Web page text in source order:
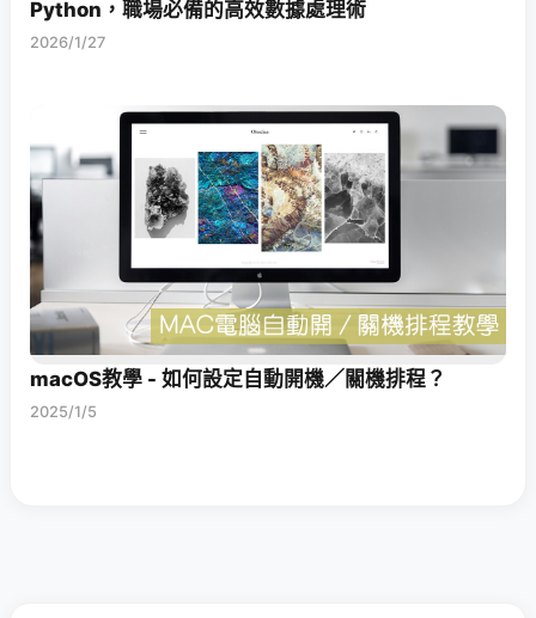
Python，職場必備的高效數據處理術
2026/1/27
macOS教學 - 如何設定自動開機／關機排程？
2025/1/5